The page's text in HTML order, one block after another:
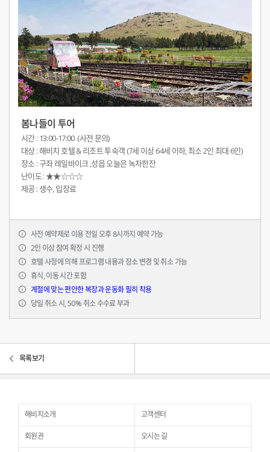
봄나들이 투어
시간 : 13:00-17:00  (사전 문의)
대상 : 해비치 호텔 & 리조트 투숙객 (7세 이상 64세 이하, 최소 2인 최대 6인)
장소 : 구좌 레일바이크 ,성읍 오늘은 녹차한잔
난이도 : ★★☆☆☆
제공 : 생수, 입장료
사전 예약제로 이용 전일 오후 8시까지 예약 가능
2인 이상 참여 확정 시 진행
호텔 사정에 의해 프로그램 내용과 장소 변경 및 취소 가능
휴식, 이동 시간 포함
계절에 맞는 편안한 복장과 운동화 필히 착용
당일 취소 시, 50% 취소 수수료 부과
목록보기
해비치소개 고객센터
회원권 오시는 길